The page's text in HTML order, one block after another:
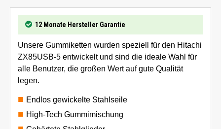
12 Monate Hersteller Garantie
Unsere Gummiketten wurden speziell für den Hitachi
ZX85USB-5 entwickelt und sind die ideale Wahl für
alle Benutzer, die großen Wert auf gute Qualität
legen.
Endlos gewickelte Stahlseile
High-Tech Gummimischung